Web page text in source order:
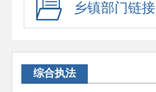
乡镇部门链接
综合执法